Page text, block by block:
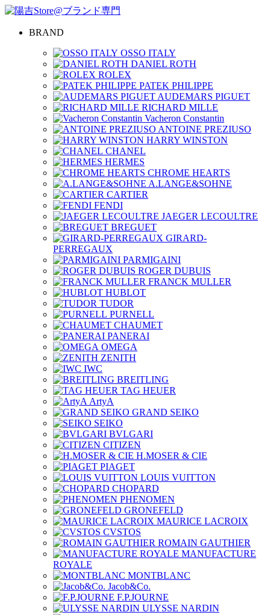
BRAND
OSSO ITALY
DANIEL ROTH
ROLEX
PATEK PHILIPPE
AUDEMARS PIGUET
RICHARD MILLE
Vacheron Constantin
ANTOINE PREZIUSO
HARRY WINSTON
CHANEL
HERMES
CHROME HEARTS
A.LANGE&SOHNE
CARTIER
FENDI
JAEGER LECOULTRE
BREGUET
GIRARD-
PERREGAUX
PARMIGAINI
ROGER DUBUIS
FRANCK MULLER
HUBLOT
TUDOR
PURNELL
CHAUMET
PANERAI
OMEGA
ZENITH
IWC
BREITLING
TAG HEUER
ArtyA
GRAND SEIKO
SEIKO
BVLGARI
CITIZEN
H.MOSER & CIE
PIAGET
LOUIS VUITTON
CHOPARD
PHENOMEN
GRONEFELD
MAURICE LACROIX
CVSTOS
ROMAIN GAUTHIER
MANUFACTURE
ROYALE
MONTBLANC
Jacob&Co.
F.P.JOURNE
ULYSSE NARDIN